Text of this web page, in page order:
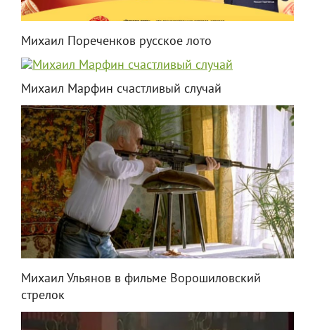
Михаил Пореченков русское лото
Михаил Марфин счастливый случай
Михаил Ульянов в фильме Ворошиловский
стрелок